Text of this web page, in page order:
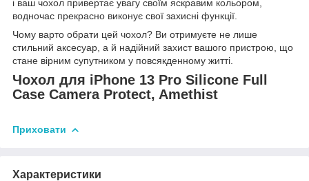
і ваш чохол привертає увагу своїм яскравим кольором,
водночас прекрасно виконує свої захисні функції.
Чому варто обрати цей чохол? Ви отримуєте не лише
стильний аксесуар, а й надійний захист вашого пристрою, що
стане вірним супутником у повсякденному житті.
Чохол для iPhone 13 Pro Silicone Full
Case Camera Protect, Amethist
Приховати
Характеристики